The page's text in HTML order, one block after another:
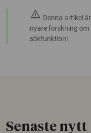
warning Denna artikel
nyare forskning
sökfunktion!
Senaste nytt